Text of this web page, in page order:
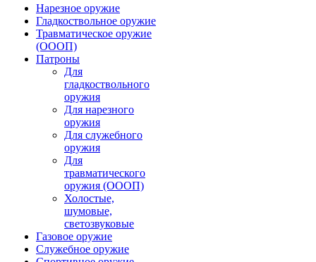
Нарезное оружие
Гладкоствольное оружие
Травматическое оружие
(ОООП)
Патроны
Для
гладкоствольного
оружия
Для нарезного
оружия
Для служебного
оружия
Для
травматического
оружия (ОООП)
Холостые,
шумовые,
светозвуковые
Газовое оружие
Служебное оружие